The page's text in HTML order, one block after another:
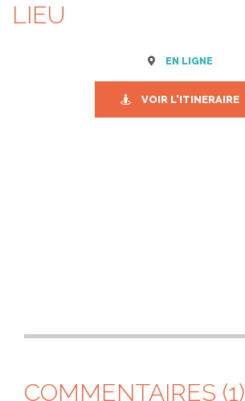
LIEU
EN LIGNE
VOIR L'ITINERAIRE
COMMENTAIRES (1)